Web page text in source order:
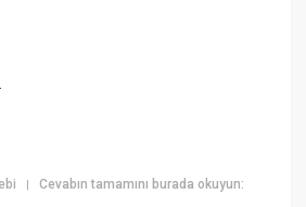
|Cevabın tamamını burada okuyun: